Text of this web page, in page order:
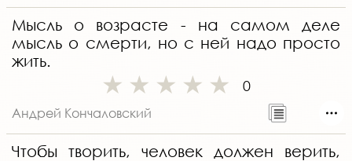
Мысль о возрасте - на самом деле
мысль о смерти, но с ней надо просто
жить.
0
Андрей Кончаловский
Чтобы творить, человек должен верить,